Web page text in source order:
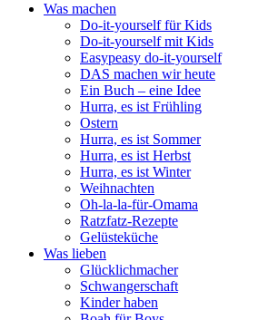
Was machen
Do-it-yourself für Kids
Do-it-yourself mit Kids
Easypeasy do-it-yourself
DAS machen wir heute
Ein Buch – eine Idee
Hurra, es ist Frühling
Ostern
Hurra, es ist Sommer
Hurra, es ist Herbst
Hurra, es ist Winter
Weihnachten
Oh-la-la-für-Omama
Ratzfatz-Rezepte
Gelüsteküche
Was lieben
Glücklichmacher
Schwangerschaft
Kinder haben